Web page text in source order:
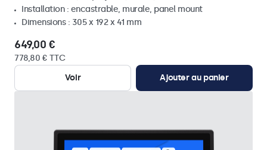
Installation : encastrable, murale, panel mount
Dimensions : 305 x 192 x 41 mm
649,00 €
778,80 € TTC
Voir
Ajouter au panier